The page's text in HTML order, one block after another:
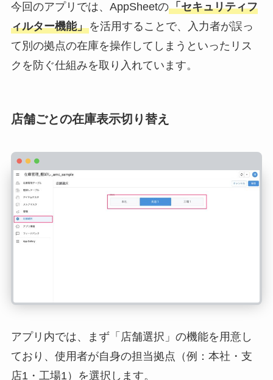
今回のアプリでは、AppSheetの「セキュリティフ
ィルター機能」を活用することで、入力者が誤っ
て別の拠点の在庫を操作してしまうといったリス
クを防ぐ仕組みを取り入れています。
店舗ごとの在庫表示切り替え
アプリ内では、まず「店舗選択」の機能を用意し
ており、使用者が自身の担当拠点（例：本社・支
店1・工場1）を選択します。